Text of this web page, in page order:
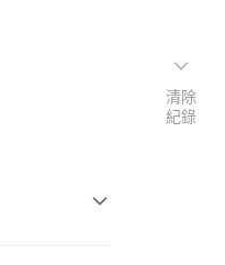
清除
紀錄